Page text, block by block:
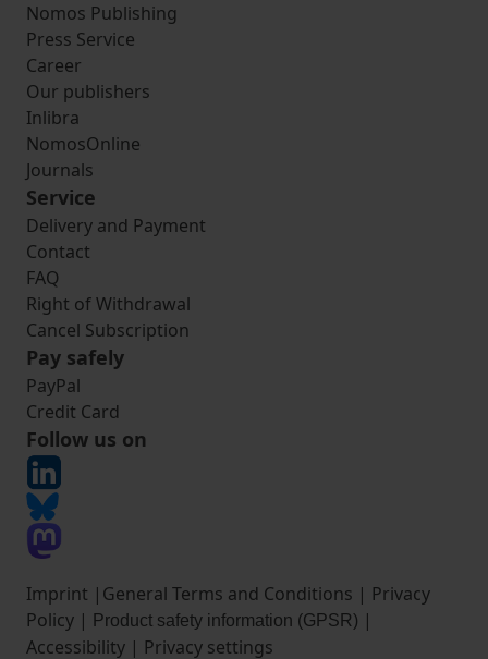
Nomos Publishing
Press Service
Career
Our publishers
Inlibra
NomosOnline
Journals
Service
Delivery and Payment
Contact
FAQ
Right of Withdrawal
Cancel Subscription
Pay safely
PayPal
Credit Card
Follow us on
Imprint | General Terms and Conditions | Privacy
Policy | Product safety information (GPSR) |
Accessibility | Privacy settings